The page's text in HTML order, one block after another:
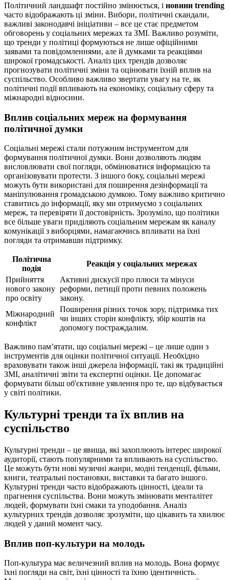
Політичний ландшафт постійно змінюється, і новини trending
часто відображають ці зміни. Вибори, політичні скандали,
важливі законодавчі ініціативи – все це стає предметом
обговорень у соціальних мережах та ЗМІ. Важливо розуміти,
що тренди у політиці формуються не лише офіційними
заявами та повідомленнями, але й думками та реакціями
широкої громадськості. Аналіз цих трендів дозволяє
прогнозувати політичні зміни та оцінювати їхній вплив на
суспільство. Особливо важливо звертати увагу на те, як
політичні події впливають на економіку, соціальну сферу та
міжнародні відносини.
Вплив соціальних мереж на формування
політичної думки
Соціальні мережі стали потужним інструментом для
формування політичної думки. Вони дозволяють людям
висловлювати свої погляди, обмінюватися інформацією та
організовувати протести. З іншого боку, соціальні мережі
можуть бути використані для поширення дезінформації та
маніпулювання громадською думкою. Тому важливо критично
ставитись до інформації, яку ми отримуємо з соціальних
мереж, та перевіряти її достовірність. Зрозуміло, що політики
все більше уваги приділяють соціальним мережам як каналу
комунікації з виборцями, намагаючись впливати на їхні
погляди та отримавши підтримку.
Політична
подія
Реакція у соціальних мережах
Прийняття
нового закону
про освіту
Активні дискусії про плюси та мінуси
реформи, петиції проти певних положень
закону.
Міжнародний
конфлікт
Поширення різних точок зору, підтримка тих
чи інших сторін конфлікту, збір коштів на
допомогу постраждалим.
Важливо пам’ятати, що соціальні мережі – це лише один з
інструментів для оцінки політичної ситуації. Необхідно
враховувати також інші джерела інформації, такі як традиційні
ЗМІ, аналітичні звіти та експертні оцінки. Це допомагає
формувати більш об'єктивне уявлення про те, що відбувається
у світі політики.
Культурні тренди та їх вплив на
суспільство
Культурні тренди – це явища, які захоплюють інтерес широкої
аудиторії, стають популярними та впливають на суспільство.
Це можуть бути нові музичні жанри, модні тенденції, фільми,
книги, театральні постановки, виставки та багато іншого.
Культурні тренди часто відображають цінності, ідеали та
прагнення суспільства. Вони можуть змінювати менталітет
людей, формувати їхні смаки та уподобання. Аналіз
культурних трендів дозволяє зрозуміти, що цікавить та хвилює
людей у даний момент часу.
Вплив поп-культури на молодь
Поп-культура має величезний вплив на молодь. Вона формує
їхні погляди на світ, їхні цінності та їхню ідентичність.